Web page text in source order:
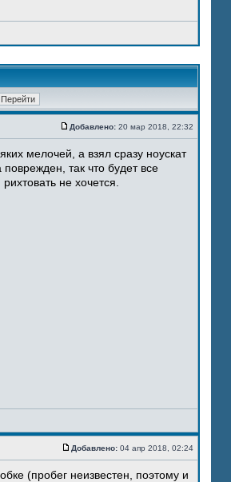
Добавлено: 20 мар 2018, 22:32
мелочей, а взял сразу ноускат
так что будет все
не хочется.
Добавлено: 04 апр 2018, 02:24
(пробег неизвестен, поэтому и